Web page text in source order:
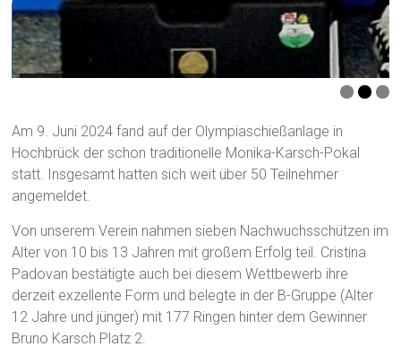
Am 9. Juni 2024 fand auf der Olympiaschießanlage in
Hochbrück der schon traditionelle Monika-Karsch-Pokal
statt. Insgesamt hatten sich weit über 50 Teilnehmer
angemeldet.
Von unserem Verein nahmen sieben Nachwuchsschützen im
Alter von 10 bis 13 Jahren mit großem Erfolg teil. Cristina
Padovan bestätigte auch bei diesem Wettbewerb ihre
derzeit exzellente Form und belegte in der B-Gruppe (Alter
12 Jahre und jünger) mit 177 Ringen hinter dem Gewinner
Bruno Karsch Platz 2.